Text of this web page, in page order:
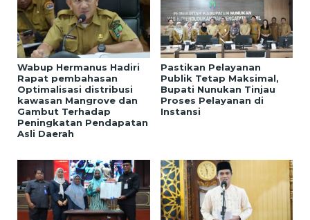
Wabup Hermanus Hadiri
Rapat pembahasan
Optimalisasi distribusi
kawasan Mangrove dan
Gambut Terhadap
Peningkatan Pendapatan
Asli Daerah
Pastikan Pelayanan
Publik Tetap Maksimal,
Bupati Nunukan Tinjau
Proses Pelayanan di
Instansi